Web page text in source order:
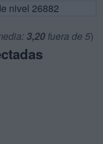
nivel 26882
3,20 fuera de 5)